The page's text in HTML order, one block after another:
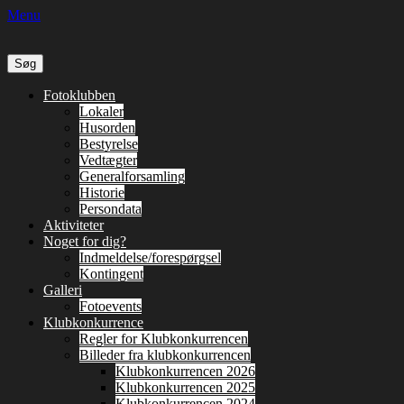
Menu
Søg
efter:
Primær
SpringFotoklubben
Lokaler
Husorden
Bestyrelse
Vedtægter
Generalforsamling
Historie
Persondata
Aktiviteter
Noget for dig?
Indmeldelse/forespørgsel
Kontingent
Galleri
Fotoevents
Klubkonkurrence
Regler for Klubkonkurrencen
Billeder fra klubkonkurrencen
Klubkonkurrencen 2026
Klubkonkurrencen 2025